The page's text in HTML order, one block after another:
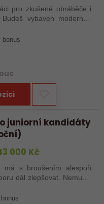
pro zkušené obráběče i
se chceš
bonus
juniorní kandidáty
000 Kč
má s broušením alespoň
zlepšovat. Nemusíš